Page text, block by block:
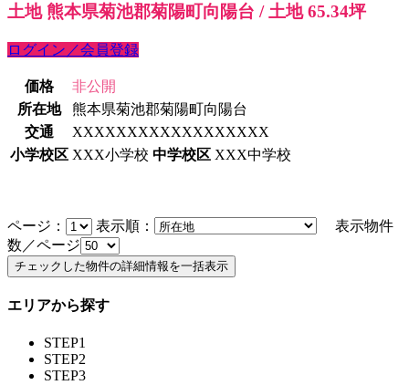
土地 熊本県菊池郡菊陽町向陽台 / 土地 65.34坪
ログイン／会員登録
価格
非公開
所在地
熊本県菊池郡菊陽町向陽台
交通
XXXXXXXXXXXXXXXXXX
小学校区 XXX小学校 中学校区 XXX中学校
ページ： 表示順：
表示物件
数／ページ
エリアから探す
STEP1
STEP2
STEP3